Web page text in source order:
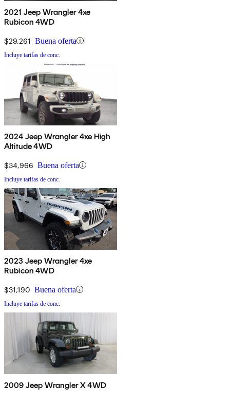
2021 Jeep Wrangler 4xe
Rubicon 4WD
$29,261 Buena oferta
Incluye tarifas de conc.
2024 Jeep Wrangler 4xe High
Altitude 4WD
$34,966 Buena oferta
Incluye tarifas de conc.
2023 Jeep Wrangler 4xe
Rubicon 4WD
$31,190 Buena oferta
Incluye tarifas de conc.
2009 Jeep Wrangler X 4WD